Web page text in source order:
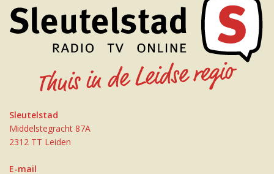
Sleutelstad
Middelstegracht 87A
2312 TT Leiden
E-mail